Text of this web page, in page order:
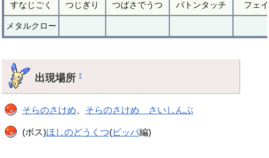
すなじごく つじぎり つばさでうつ バトンタッチ フェ
メタルクロー
出現場所†
そらのさけめ そらのさけめ さいしんぶ
(ボス)ほしのどうくつ(ビッパ編)